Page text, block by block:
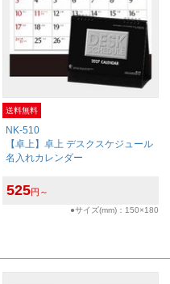
送料無料
NK-510
【卓上】卓上 デスクスケジュール
名入れカレンダー
525円～
●サイズ(mm)：150×180